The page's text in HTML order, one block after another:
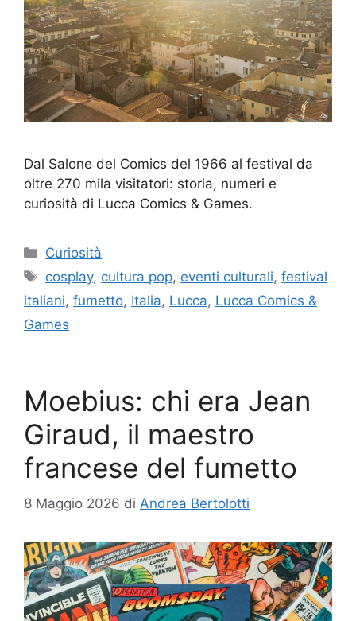
Dal Salone del Comics del 1966 al festival da
oltre 270 mila visitatori: storia, numeri e
curiosità di Lucca Comics & Games.
Categorie
Curiosità
Tag
cosplay, cultura pop, eventi culturali,festival
italiani, fumetto, Italia, Lucca, Lucca Comics &
Games
Moebius: chi era Jean
Giraud, il maestro
francese del fumetto
8 Maggio 2026 di Andrea Bertolotti